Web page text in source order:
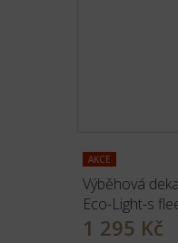
AKCE
Výběhová
Eco-Light-s
1 295 Kč